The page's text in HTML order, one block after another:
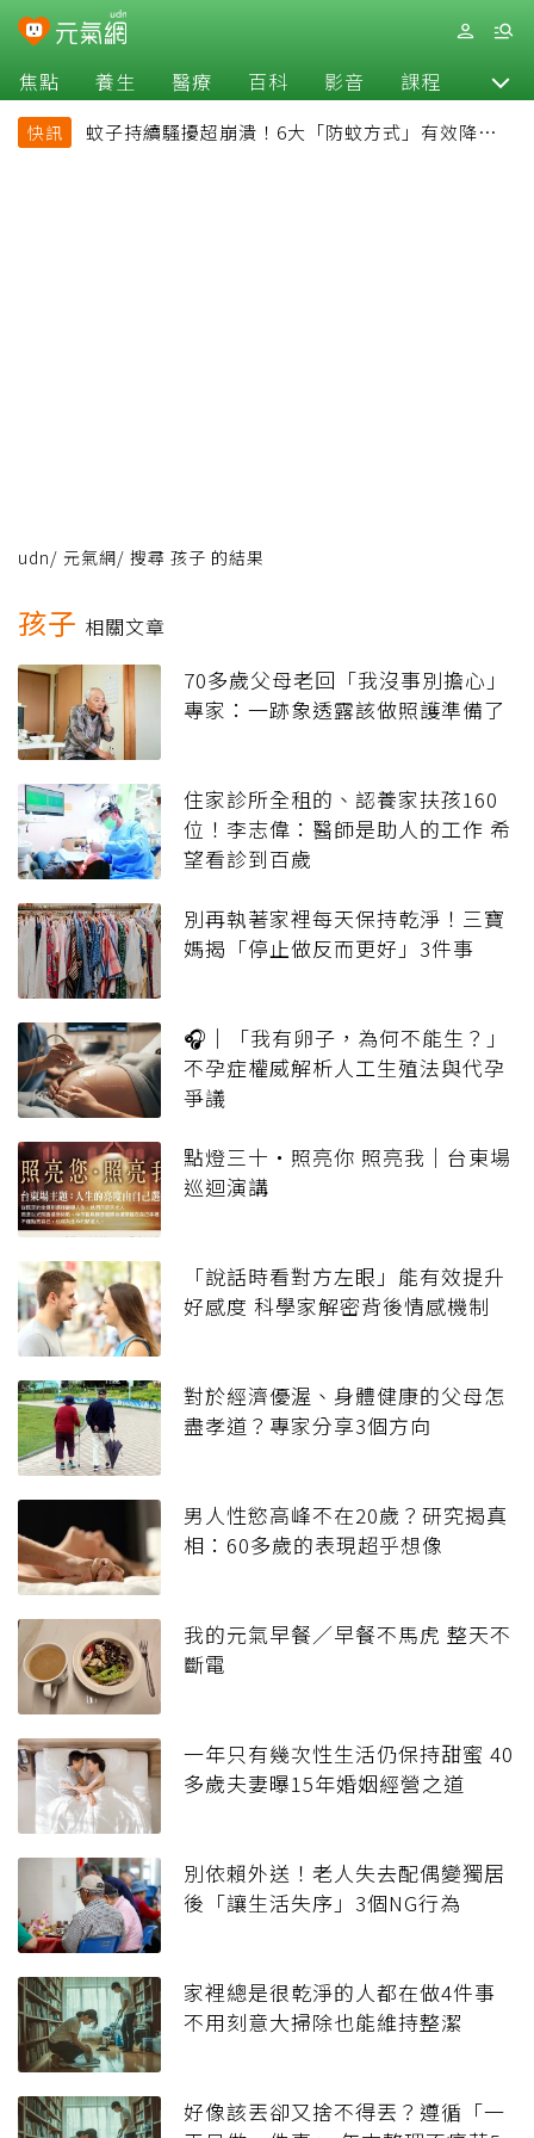
焦點 養生 醫療 百科 影音 課程 退休
快訊
蚊子持續騷擾超崩潰！6大「防蚊方式」有效降低被
udn/ 元氣網/ 搜尋 孩子 的結果
孩子 相關文章
70多歲父母老回「我沒事別擔心」
專家：一跡象透露該做照護準備了
住家診所全租的、認養家扶孩160
位！李志偉：醫師是助人的工作 希
望看診到百歲
別再執著家裡每天保持乾淨！三寶
媽揭「停止做反而更好」3件事
🎧｜「我有卵子，為何不能生？」
不孕症權威解析人工生殖法與代孕
爭議
點燈三十・照亮你 照亮我｜台東場
巡迴演講
「說話時看對方左眼」能有效提升
好感度 科學家解密背後情感機制
對於經濟優渥、身體健康的父母怎
盡孝道？專家分享3個方向
男人性慾高峰不在20歲？研究揭真
相：60多歲的表現超乎想像
我的元氣早餐／早餐不馬虎 整天不
斷電
一年只有幾次性生活仍保持甜蜜 40
多歲夫妻曝15年婚姻經營之道
別依賴外送！老人失去配偶變獨居
後「讓生活失序」3個NG行為
家裡總是很乾淨的人都在做4件事
不用刻意大掃除也能維持整潔
好像該丟卻又捨不得丟？遵循「一